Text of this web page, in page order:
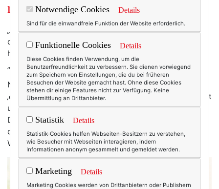
mag!
„Das ist ganz dein Stil Das bist ganz ‚du‘!“Wie oft ich
diese Sätze in den letzten Jahren schon gehört habe,
hier auf dem Blog, auf Instagram oder auch in meinem
„analogen“ Leben!
Natürlich freut mich das, sagt dieses„Das bist ganz
‚du‘!“ doch nichts anderes aus als: „Deine Persönlichkeit
und die Mode, die du trägst, passen zueinander!“
Denn genau das sollte Stil in meinen Augen auch sein:
die Verlängerung unserer Persönlichkeit, unseres
Wesens nach außen!
Notwendige Cookies Details
Sind für die einwandfreie Funktion der Website erforderlich.
Funktionelle Cookies Details
Diese Cookies finden Verwendung, um die
Benutzerfreundlichkeit zu verbessern. Sie dienen vorwiegend
zum Speichern von Einstellungen, die du bei früheren
Besuchen der Website gemacht hast. Ohne diese Cookies
stehen dir einige Features nicht zur Verfügung. Keine
Übermittlung an Drittanbieter.
Statistik Details
Statistik-Cookies helfen Webseiten-Besitzern zu verstehen,
wie Besucher mit Webseiten interagieren, indem
Informationen anonym gesammelt und gemeldet werden.
Marketing Details
Marketing Cookies werden von Drittanbietern oder Publishern